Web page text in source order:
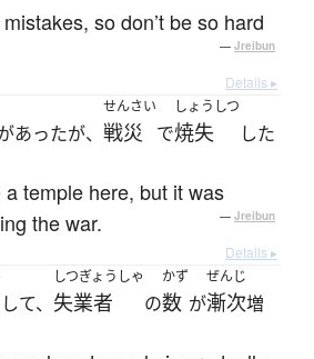
so don’t be so hard
— Jreibun
Details ▸
あったが、
せんさい
戦災 で
しょうしつ
焼失
した
temple here, but it was
the war.
— Jreibun
Details ▸
して、
しつぎょうしゃ
失業者 の
かず
数 が
ぜんじ
漸次増